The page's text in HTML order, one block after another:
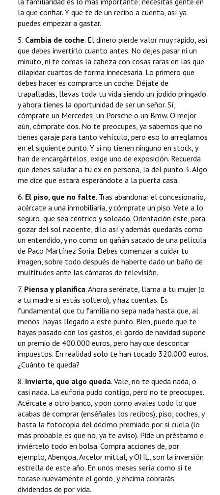
la que confiar. Y que te de un recibo a cuenta, así ya
puedes empezar a gastar.
5. Cambia de coche. El dinero pierde valor muy rápido, así
que debes invertirlo cuanto antes. No dejes pasar ni un
minuto, ni te comas la cabeza con cosas raras en las que
dilapidar cuartos de forma innecesaria. Lo primero que
debes hacer es comprarte un coche. Déjate de
trapalladas, llevas toda tu vida siendo un jodido pringado
y ahora tienes la oportunidad de ser un señor. Sí,
cómprate un Mercedes, un Porsche o un Bmw. O mejor
aún, cómprate dos. No te preocupes, ya sabemos que no
tienes garaje para tanto vehículo, pero eso lo arreglamos
en el siguiente punto. Y si no tienen ninguno en stock, y
han de encargártelos, exige uno de exposición. Recuerda
que debes saludar a tu ex en persona, la del punto 3. Algo
me dice que estará esperándote a la puerta casa.
6. El piso, que no falte. Tras abandonar el concesionario,
acércate a una inmobiliaria, y cómprate un piso. Vete a lo
seguro, que sea céntrico y soleado. Orientación éste, para
gozar del sol naciente, dilo así y además quedarás como
un entendido, y no como un gañán sacado de una película
de Paco Martínez Soria. Debes comenzar a cuidar tu
imagen, sobre todo después de haberte dado un baño de
multitudes ante las cámaras de televisión.
7. Piensa y planifica. Ahora serénate, llama a tu mujer (o
a tu madre si estás soltero), y haz cuentas. Es
fundamental que tu familia no sepa nada hasta que, al
menos, hayas llegado a este punto. Bien, puede que te
hayas pasado con los gastos, el gordo de navidad supone
un premio de 400.000 euros, pero hay que descontar
impuestos. En realidad solo te han tocado 320.000 euros.
¿Cuánto te queda?
8. Invierte, que algo queda. Vale, no te queda nada, o
casi nada. La euforia pudo contigo, pero no te preocupes.
Acércate a otro banco, y pon como avales todo lo que
acabas de comprar (enséñales los recibos), piso, coches, y
hasta la fotocopia del décimo premiado por si cuela (lo
más probable es que no, ya te aviso). Pide un préstamo e
inviértelo todo en bolsa. Compra acciones de, por
ejemplo, Abengoa, Arcelor mittal, y OHL, son la inversión
estrella de este año. En unos meses sería como si te
tocase nuevamente el gordo, y encima cobrarás
dividendos de por vida.